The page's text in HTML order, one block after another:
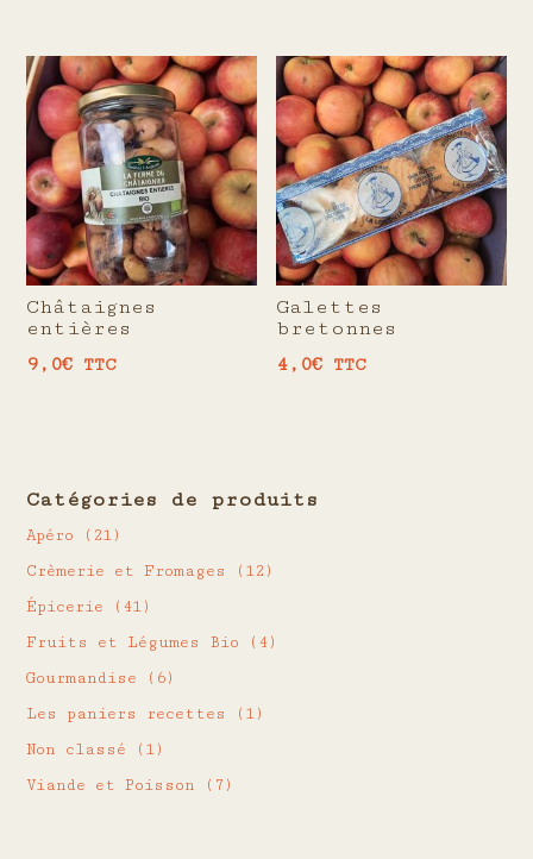
Châtaignes
entières
9,0€ TTC
Galettes
bretonnes
4,0€ TTC
Catégories de produits
Apéro
(21)
Crèmerie et Fromages
(12)
Épicerie
(41)
Fruits et Légumes Bio
(4)
Gourmandise
(6)
Les paniers recettes
(1)
Non classé
(1)
Viande et Poisson
(7)